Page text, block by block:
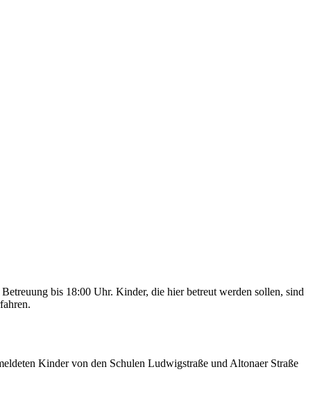
bis 18:00 Uhr. Kinder, die hier betreut werden sollen, sind
Kinder von den Schulen Ludwigstraße und Altonaer Straße